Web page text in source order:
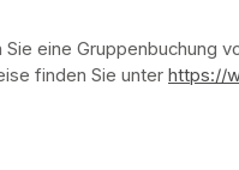
eine Gruppenbuchung
finden Sie unter https://